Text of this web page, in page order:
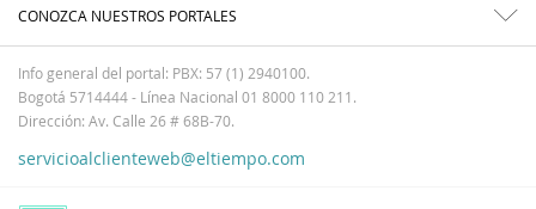
CONOZCA NUESTROS PORTALES
Info general del portal: PBX: 57 (1) 2940100.
Bogotá 5714444 - Línea Nacional 01 8000 110 211.
Dirección: Av. Calle 26 # 68B-70.
servicioalclienteweb@eltiempo.com